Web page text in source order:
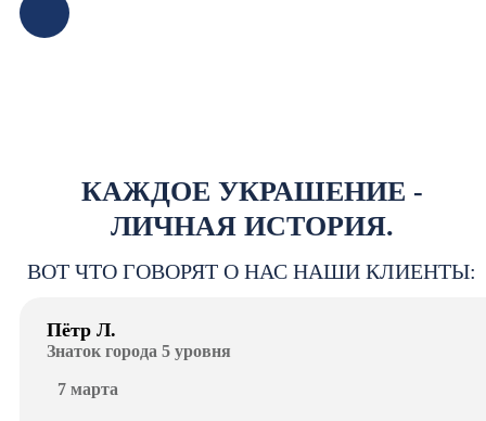
КАЖДОЕ УКРАШЕНИЕ -
ЛИЧНАЯ ИСТОРИЯ.
ВОТ ЧТО ГОВОРЯТ О НАС НАШИ КЛИЕНТЫ:
Пётр Л.
Знаток города 5 уровня
7 марта